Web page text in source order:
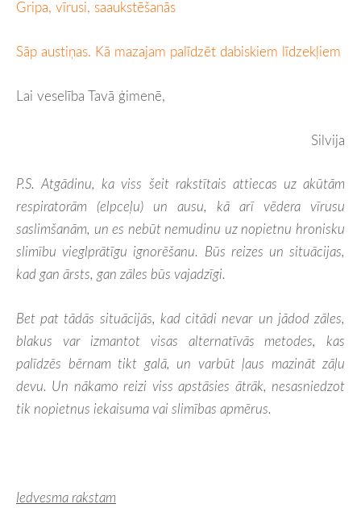
Gripa, vīrusi, saaukstēšanās
Sāp austiņas. Kā mazajam palīdzēt dabiskiem līdzekļiem
Lai veselība Tavā ģimenē,
Silvija
P.S. Atgādinu, ka viss šeit rakstītais attiecas uz akūtām
respiratorām (elpceļu) un ausu, kā arī vēdera vīrusu
saslimšanām, un es nebūt nemudinu uz nopietnu hronisku
slimību vieglprātīgu ignorēšanu. Būs reizes un situācijas,
kad gan ārsts, gan zāles būs vajadzīgi.
Bet pat tādās situācijās, kad citādi nevar un jādod zāles,
blakus var izmantot visas alternatīvās metodes, kas
palīdzēs bērnam tikt galā, un varbūt ļaus mazināt zāļu
devu. Un nākamo reizi viss apstāsies ātrāk, nesasniedzot
tik nopietnus iekaisuma vai slimības apmērus.
Iedvesma rakstam